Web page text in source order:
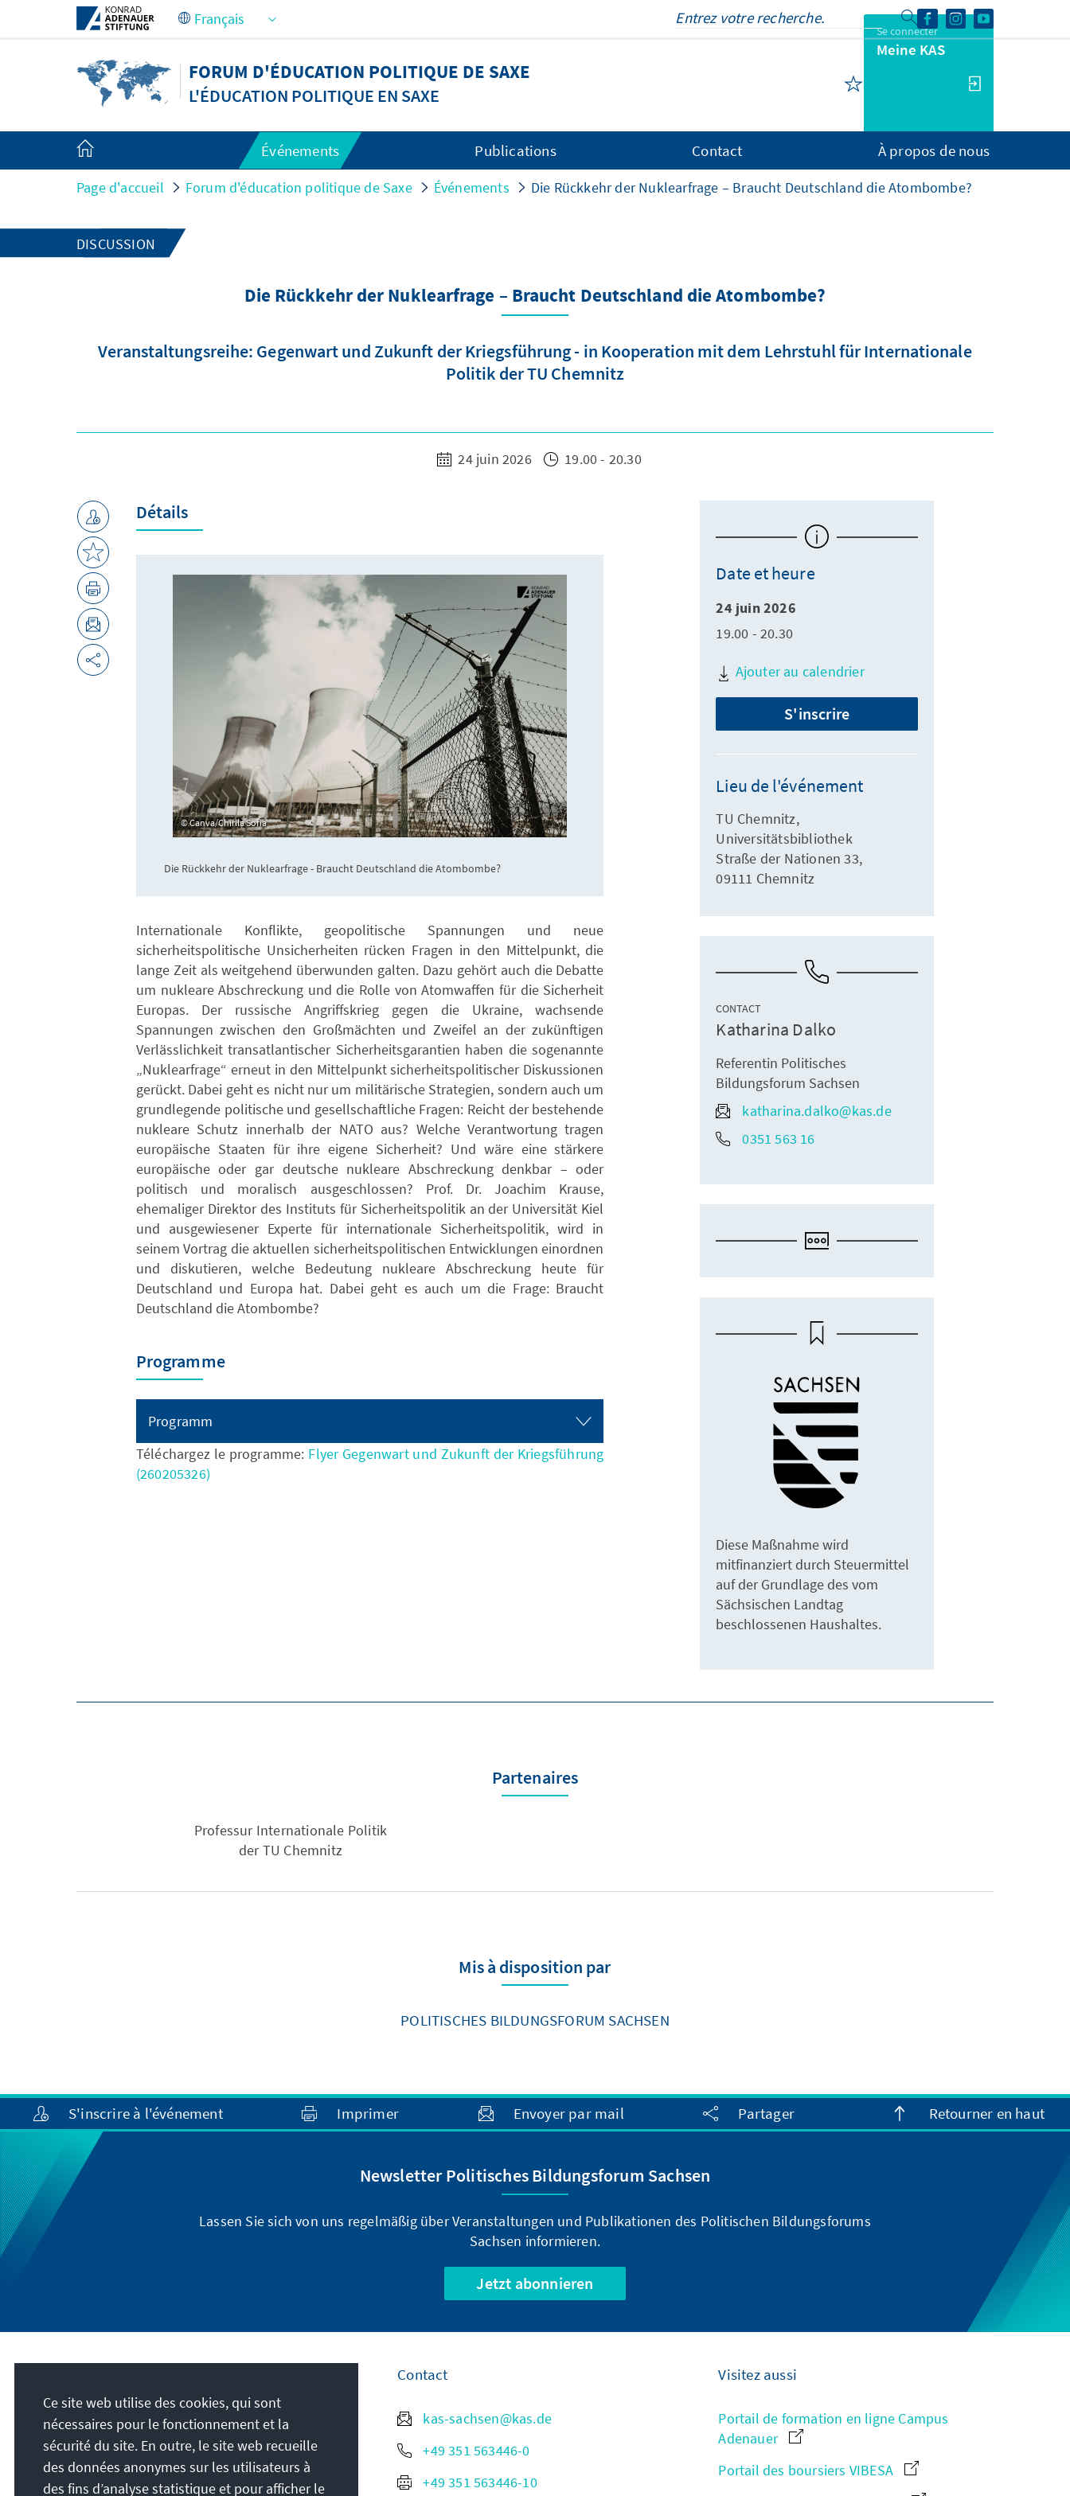
Saut au contenu principal
FORUM D'ÉDUCATION POLITIQUE DE SAXE
L'ÉDUCATION POLITIQUE EN SAXE
Se connecter
Meine KAS
Événements Publications Contact À propos de nous
Page d'accueil Forum d'éducation politique de Saxe Événements Die Rückkehr der Nuklearfrage – Braucht Deutschland die Atombombe?
DISCUSSION
Die Rückkehr der Nuklearfrage – Braucht Deutschland die Atombombe?
Veranstaltungsreihe: Gegenwart und Zukunft der Kriegsführung - in Kooperation mit dem Lehrstuhl für Internationale
Politik der TU Chemnitz
24 juin 2026 19.00 - 20.30
Détails
Canva/Chirila Sofia
Die Rückkehr der Nuklearfrage - Braucht Deutschland die Atombombe?
Internationale Konflikte, geopolitische Spannungen und neue
sicherheitspolitische Unsicherheiten rücken Fragen in den Mittelpunkt, die
lange Zeit als weitgehend überwunden galten. Dazu gehört auch die Debatte
um nukleare Abschreckung und die Rolle von Atomwaffen für die Sicherheit
Europas. Der russische Angriffskrieg gegen die Ukraine, wachsende
Spannungen zwischen den Großmächten und Zweifel an der zukünftigen
Verlässlichkeit transatlantischer Sicherheitsgarantien haben die sogenannte
„Nuklearfrage“ erneut in den Mittelpunkt sicherheitspolitischer Diskussionen
gerückt. Dabei geht es nicht nur um militärische Strategien, sondern auch um
grundlegende politische und gesellschaftliche Fragen: Reicht der bestehende
nukleare Schutz innerhalb der NATO aus? Welche Verantwortung tragen
europäische Staaten für ihre eigene Sicherheit? Und wäre eine stärkere
europäische oder gar deutsche nukleare Abschreckung denkbar – oder
politisch und moralisch ausgeschlossen? Prof. Dr. Joachim Krause,
ehemaliger Direktor des Instituts für Sicherheitspolitik an der Universität Kiel
und ausgewiesener Experte für internationale Sicherheitspolitik, wird in
seinem Vortrag die aktuellen sicherheitspolitischen Entwicklungen einordnen
und diskutieren, welche Bedeutung nukleare Abschreckung heute für
Deutschland und Europa hat. Dabei geht es auch um die Frage: Braucht
Deutschland die Atombombe?
Programme
Programm
Téléchargez le programme: Flyer Gegenwart und Zukunft der Kriegsführung
(260205326)
Date et heure
24 juin 2026
19.00 - 20.30
Ajouter au calendrier
S'inscrire
Lieu de l'événement
TU Chemnitz,
Universitätsbibliothek
Straße der Nationen 33,
09111 Chemnitz
CONTACT
Katharina Dalko
Referentin Politisches
Bildungsforum Sachsen
katharina.dalko@kas.de
0351 563 16
Diese Maßnahme wird
mitfinanziert durch Steuermittel
auf der Grundlage des vom
Sächsischen Landtag
beschlossenen Haushaltes.
Partenaires
Professur Internationale Politik
der TU Chemnitz
Mis à disposition par
POLITISCHES BILDUNGSFORUM SACHSEN
S'inscrire à l'événement Imprimer Envoyer par mail Partager Retourner en haut
Newsletter Politisches Bildungsforum Sachsen
Lassen Sie sich von uns regelmäßig über Veranstaltungen und Publikationen des Politischen Bildungsforums
Sachsen informieren.
Jetzt abonnieren
Konrad-Adenauer-Stiftung e.V.
Forum d'éducation politique de Saxe
Königstraße 23
01097Dresde
Contact
kas-sachsen@kas.de
+49 351 563446-0
+49 351 563446-10
Visitez aussi
Portail de formation en ligne Campus
Adenauer
Portail des boursiers VIBESA
Ce site web utilise des cookies, qui sont
nécessaires pour le fonctionnement et la
sécurité du site. En outre, le site web recueille
des données anonymes sur les utilisateurs à
des fins d’analyse statistique et pour afficher le